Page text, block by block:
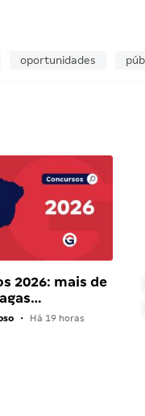
oportunidades
2026: mais de
• Há 19 horas